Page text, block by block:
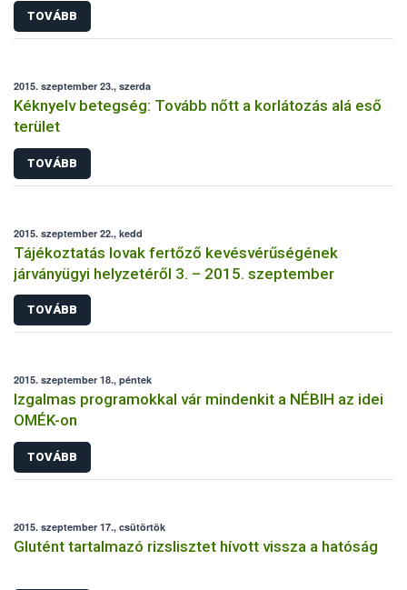
TOVÁBB
2015. szeptember 23., szerda
Kéknyelv betegség: Tovább nőtt a korlátozás alá eső
terület
TOVÁBB
2015. szeptember 22., kedd
Tájékoztatás lovak fertőző kevésvérűségének
járványügyi helyzetéről 3. – 2015. szeptember
TOVÁBB
2015. szeptember 18., péntek
Izgalmas programokkal vár mindenkit a NÉBIH az idei
OMÉK-on
TOVÁBB
2015. szeptember 17., csütörtök
Glutént tartalmazó rizslisztet hívott vissza a hatóság